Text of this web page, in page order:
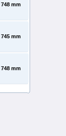
748 mm
745 mm
748 mm